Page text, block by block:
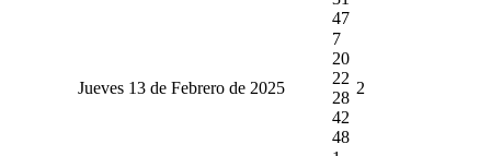
47
Jueves 13 de Febrero de 2025
7
20
22
28
42
48
2